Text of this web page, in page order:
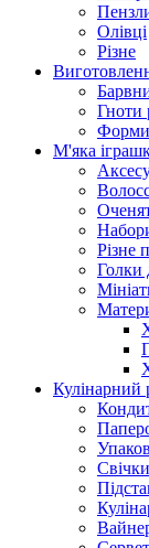
Олівці
Різне
Гноти
Форми
М'яка
Різне
Голки
Кулінарний